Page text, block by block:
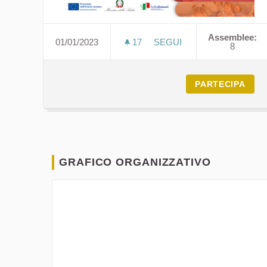
01/01/2023 17 17 SOSTENITORI
SEGUI
ONE HEALTH CITIZEN
Assemblee:
8
PARTECIPA
GRAFICO ORGANIZZATIVO